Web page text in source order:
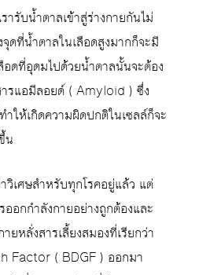
ารับน้ำตาลเข้าสู่ร่างกายกันไม่
ดที่น้ำตาลในเลือดสูงมากก็จะมี
อดที่อุดมไปด้วยน้ำตาลนั้นจะต้อง
ารแอมีลอยด์ ( Amyloid ) ซึ่ง
ให้เกิดความผิดปกติในเซลล์ก็จะ
น
วิเศษสำหรับทุกโรคอยู่แล้ว แต่
ออกกำลังกายอย่างถูกต้องและ
ยหลั่งสารเลี้ยงสมองที่เรียกว่า
Factor ( BDGF ) ออกมา